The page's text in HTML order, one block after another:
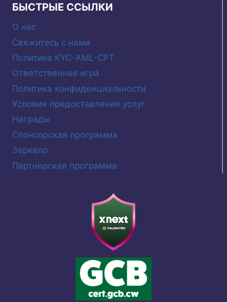
БЫСТРЫЕ ССЫЛКИ
О нас
Свяжитесь с нами
Политика KYC-AML-CFT
Ответственная игра
Политика конфиденциальности
Условия предоставления услуг
Награды
Спонсорская программа
Зеркало
Партнерская программа